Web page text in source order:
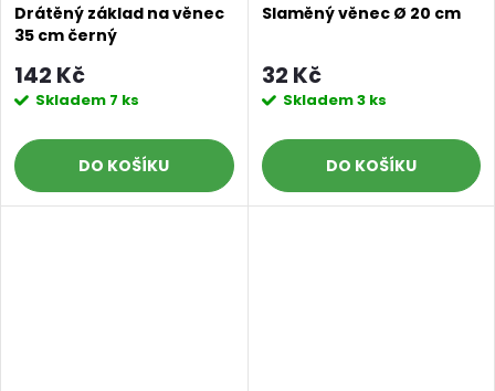
Drátěný základ na věnec
35 cm černý
142 Kč
Skladem 7 ks
DO KOŠÍKU
Slaměný věnec Ø 20 cm
32 Kč
Skladem3 ks
DO KOŠÍKU